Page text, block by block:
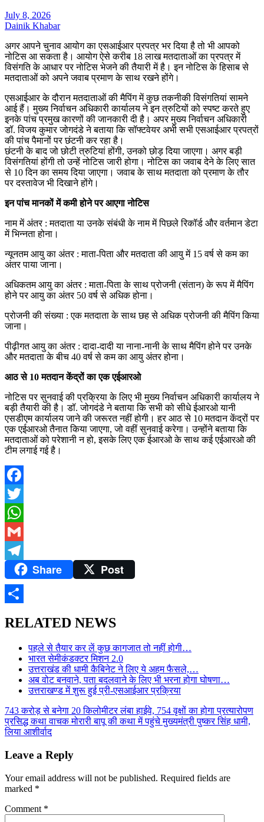
July 8, 2026
Dainik Khabar
अगर आपने चुनाव आयोग का एसआईआर प्रपत्र भर दिया है तो भी आपको
नोटिस आ सकता है। आयोग ऐसे करीब 18 लाख मतदाताओं का प्रपत्र में
विसंगति के आधार पर नोटिस भेजने की तैयारी में है। इन नोटिस के हिसाब से
मतदाताओं को अपने जवाब प्रमाण के साथ रखने होंगे।
एसआईआर के दौरान मतदाताओं की मैपिंग में कुछ तकनीकी विसंगतियां सामने
आई हैं। मुख्य निर्वाचन अधिकारी कार्यालय ने इन त्रुटियों को स्पष्ट करते हुए
इनके पांच प्रमुख कारणों की जानकारी दी है। अपर मुख्य निर्वाचन अधिकारी
डॉ. विजय कुमार जोगदंडे ने बताया कि सॉफ्टवेयर अभी सभी एसआईआर प्रपत्रों
की पांच पैमानों पर छंटनी कर रहा है।
छंटनी के बाद जो छोटी त्रुटियां होंगी, उनको छोड़ दिया जाएगा। अगर बड़ी
विसंगतियां होंगी तो उन्हें नोटिस जारी होगा। नोटिस का जवाब देने के लिए सात
से 10 दिन का समय दिया जाएगा। जवाब के साथ मतदाता को प्रमाण के तौर
पर दस्तावेज भी दिखाने होंगे।
इन पांच मानकों में कमी होने पर आएगा नोटिस
नाम में अंतर : मतदाता या उनके संबंधी के नाम में पिछले रिकॉर्ड और वर्तमान डेटा
में भिन्नता होना।
न्यूनतम आयु का अंतर : माता-पिता और मतदाता की आयु में 15 वर्ष से कम का
अंतर पाया जाना।
अधिकतम आयु का अंतर : माता-पिता के साथ प्रोजनी (संतान) के रूप में मैपिंग
होने पर आयु का अंतर 50 वर्ष से अधिक होना।
प्रोजनी की संख्या : एक मतदाता के साथ छह से अधिक प्रोजनी की मैपिंग किया
जाना।
पीढ़ीगत आयु का अंतर : दादा-दादी या नाना-नानी के साथ मैपिंग होने पर उनके
और मतदाता के बीच 40 वर्ष से कम का आयु अंतर होना।
आठ से 10 मतदान केंद्रों का एक एईआरओ
नोटिस पर सुनवाई की प्रक्रिया के लिए भी मुख्य निर्वाचन अधिकारी कार्यालय ने
बड़ी तैयारी की है। डॉ. जोगदंडे ने बताया कि सभी को सीधे ईआरओ यानी
एसडीएम कार्यालय जाने की जरूरत नहीं होगी। हर आठ से 10 मतदान केंद्रों पर
एक एईआरओ तैनात किया जाएगा, जो वहीं सुनवाई करेगा। उन्होंने बताया कि
मतदाताओं को परेशानी न हो, इसके लिए एक ईआरओ के साथ कई एईआरओ की
टीम लगाई गई है।
Facebook
Twitter
WhatsApp
Gmail
TelegramShare Post
RELATED NEWS
पहले से तैयार कर लें कुछ कागजात तो नहीं होगी…
भारत सेमीकंडक्टर मिशन 2.0
उत्तराखंड की धामी कैबिनेट ने लिए ये अहम फैसले,…
अब वोट बनवाने, पता बदलवाने के लिए भी भरना होगा घोषणा…
उत्तराखण्ड में शुरू हुई प्री-एसआईआर प्रक्रिया
Post
navigation
743 करोड़ से बनेगा 20 किलोमीटर लंबा हाईवे, 754 वृक्षों का होगा प्रत्यारोपण
प्रसिद्ध कथा वाचक मोरारी बापू की कथा में पहुंचे मुख्यमंत्री पुष्कर सिंह धामी,
लिया आशीर्वाद
Leave a Reply
Your email address will not be published. Required fields are
marked *
Comment *